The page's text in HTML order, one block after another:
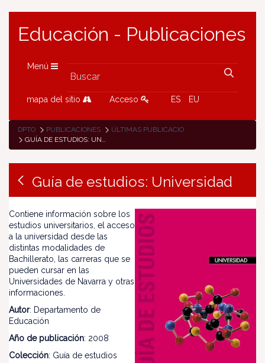
Educación - Publicaciones
Menú
mapa del sitio Acceso ES EU
DPTO PUBLICACIONES
ÚLTIMAS PUBLICACIONES
GUÍA DE ESTUDIOS: UNIVERSIDAD
Guía de estudios: Universidad
Contiene información sobre los
estudios universitarios, el acceso
a la universidad desde las
distintas modalidades de
Bachillerato, las carreras que se
pueden cursar en las
Universidades de Navarra y otras
informaciones.
Autor: Departamento de
Educación
Año de publicación: 2008
Colección: Guía de estudios